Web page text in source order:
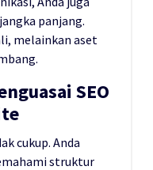
panjang.
melainkan aset
SEO
cukup. Anda
struktur